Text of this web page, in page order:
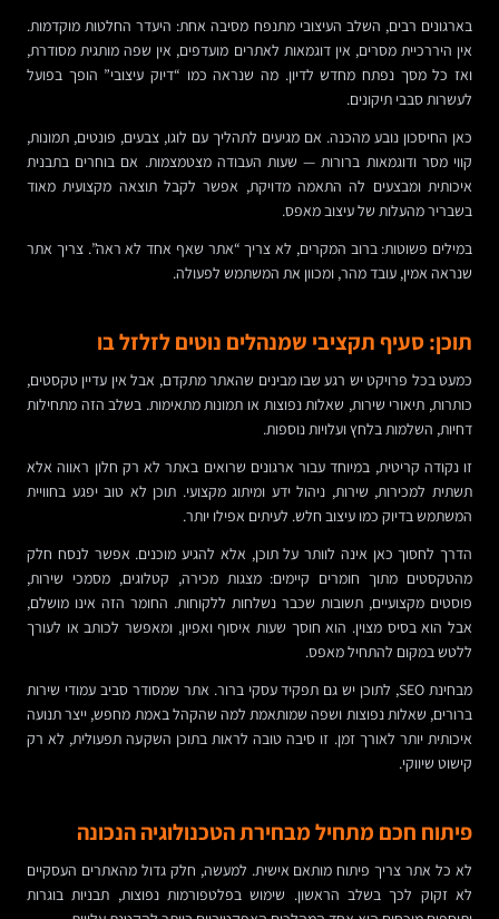
בארגונים רבים, השלב העיצובי מתנפח מסיבה אחת: היעדר החלטות מוקדמות.
אין היררכיית מסרים, אין דוגמאות לאתרים מועדפים, אין שפה מותגית מסודרת,
ואז כל מסך נפתח מחדש לדיון. מה שנראה כמו “דיוק עיצובי” הופך בפועל
לעשרות סבבי תיקונים.
כאן החיסכון נובע מהכנה. אם מגיעים לתהליך עם לוגו, צבעים, פונטים, תמונות,
קווי מסר ודוגמאות ברורות — שעות העבודה מצטמצמות. אם בוחרים בתבנית
איכותית ומבצעים לה התאמה מדויקת, אפשר לקבל תוצאה מקצועית מאוד
בשבריר מהעלות של עיצוב מאפס.
במילים פשוטות: ברוב המקרים, לא צריך “אתר שאף אחד לא ראה”. צריך אתר
שנראה אמין, עובד מהר, ומכוון את המשתמש לפעולה.
תוכן: סעיף תקציבי שמנהלים נוטים לזלזל בו
כמעט בכל פרויקט יש רגע שבו מבינים שהאתר מתקדם, אבל אין עדיין טקסטים,
כותרות, תיאורי שירות, שאלות נפוצות או תמונות מתאימות. בשלב הזה מתחילות
דחיות, השלמות בלחץ ועלויות נוספות.
זו נקודה קריטית, במיוחד עבור ארגונים שרואים באתר לא רק חלון ראווה אלא
תשתית למכירות, שירות, ניהול ידע ומיתוג מקצועי. תוכן לא טוב יפגע בחוויית
המשתמש בדיוק כמו עיצוב חלש. לעיתים אפילו יותר.
הדרך לחסוך כאן אינה לוותר על תוכן, אלא להגיע מוכנים. אפשר לנסח חלק
מהטקסטים מתוך חומרים קיימים: מצגות מכירה, קטלוגים, מסמכי שירות,
פוסטים מקצועיים, תשובות שכבר נשלחות ללקוחות. החומר הזה אינו מושלם,
אבל הוא בסיס מצוין. הוא חוסך שעות איסוף ואפיון, ומאפשר לכותב או לעורך
ללטש במקום להתחיל מאפס.
מבחינת SEO, לתוכן יש גם תפקיד עסקי ברור. אתר שמסודר סביב עמודי שירות
ברורים, שאלות נפוצות ושפה שמותאמת למה שהקהל באמת מחפש, ייצר תנועה
איכותית יותר לאורך זמן. זו סיבה טובה לראות בתוכן השקעה תפעולית, לא רק
קישוט שיווקי.
פיתוח חכם מתחיל מבחירת הטכנולוגיה הנכונה
לא כל אתר צריך פיתוח מותאם אישית. למעשה, חלק גדול מהאתרים העסקיים
לא זקוק לכך בשלב הראשון. שימוש בפלטפורמות נפוצות, תבניות בוגרות